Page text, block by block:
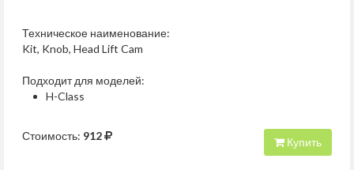
Техническое наименование:
Kit, Knob, Head Lift Cam
Подходит для моделей:
H-Class
Стоимость: 912 Купить